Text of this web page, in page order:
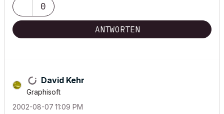
0
ANTWORTEN
David Kehr
Graphisoft
‎2002-08-07 11:09 PM